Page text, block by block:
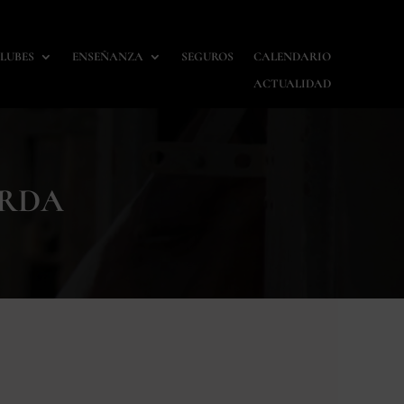
ENSEÑANZA SEGUROS
CALENDARIO
ACTUALIDAD